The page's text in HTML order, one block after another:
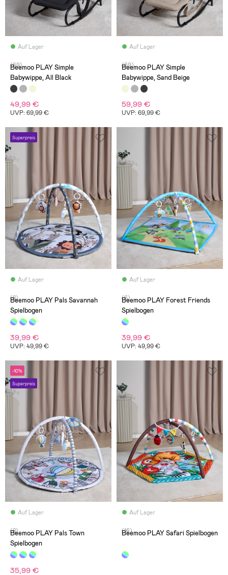
Auf Lager
(69)
Beemoo PLAY Simple
Babywippe, All Black
49,99 €
UVP: 69,99 €
Auf Lager
(69)
Beemoo PLAY Simple
Babywippe, Sand Beige
59,99 €
UVP: 69,99 €
Superpreis
Auf Lager
(8)
Beemoo PLAY Pals Savannah
Spielbogen
39,99 €
UVP: 49,99 €
Auf Lager
(6)
Beemoo PLAY Forest Friends
Spielbogen
39,99 €
UVP: 49,99 €
-10%
Superpreis
Auf Lager
(8)
Beemoo PLAY Pals Town
Spielbogen
35,99 €
Auf Lager
(16)
Beemoo PLAY Safari Spielbogen